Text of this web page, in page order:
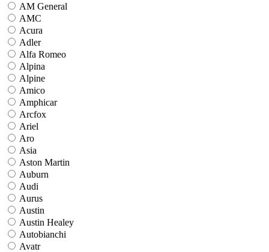
AM General
AMC
Acura
Adler
Alfa Romeo
Alpina
Alpine
Amico
Amphicar
Arcfox
Ariel
Aro
Asia
Aston Martin
Auburn
Audi
Aurus
Austin
Austin Healey
Autobianchi
Avatr